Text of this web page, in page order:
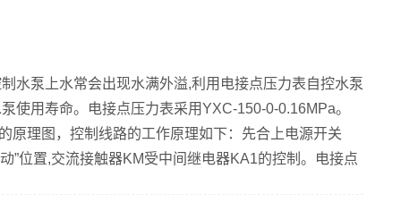
水泵上水常会出现水满外溢,利用电接点压力表自控水泵
使用寿命。电接点压力表采用YXC-150-0-0.16MPa。
原理图，控制线路的工作原理如下：先合上电源开关
”位置,交流接触器KM受中间继电器KA1的控制。电接点